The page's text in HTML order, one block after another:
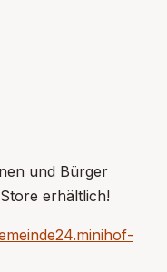
und Bürger
erhältlich!